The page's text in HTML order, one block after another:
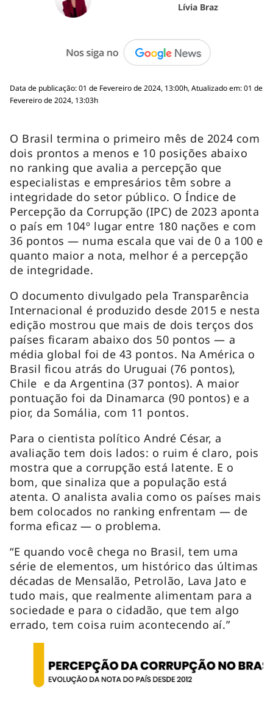
Lívia Braz
Data de publicação: 01 de Fevereiro de 2024, 13:00h, Atualizado em: 01 de
Fevereiro de 2024, 13:03h
O Brasil termina o primeiro mês de 2024 com
dois prontos a menos e 10 posições abaixo
no ranking que avalia a percepção que
especialistas e empresários têm sobre a
integridade do setor público. O Índice de
Percepção da Corrupção (IPC) de 2023 aponta
o país em 104º lugar entre 180 nações e com
36 pontos — numa escala que vai de 0 a 100 e
quanto maior a nota, melhor é a percepção
de integridade.
O documento divulgado pela Transparência
Internacional é produzido desde 2015 e nesta
edição mostrou que mais de dois terços dos
países ficaram abaixo dos 50 pontos — a
média global foi de 43 pontos. Na América o
Brasil ficou atrás do Uruguai (76 pontos),
Chile e da Argentina (37 pontos). A maior
pontuação foi da Dinamarca (90 pontos) e a
pior, da Somália, com 11 pontos.
Para o cientista político André César, a
avaliação tem dois lados: o ruim é claro, pois
mostra que a corrupção está latente. E o
bom, que sinaliza que a população está
atenta. O analista avalia como os países mais
bem colocados no ranking enfrentam — de
forma eficaz — o problema.
“E quando você chega no Brasil, tem uma
série de elementos, um histórico das últimas
décadas de Mensalão, Petrolão, Lava Jato e
tudo mais, que realmente alimentam para a
sociedade e para o cidadão, que tem algo
errado, tem coisa ruim acontecendo aí.”